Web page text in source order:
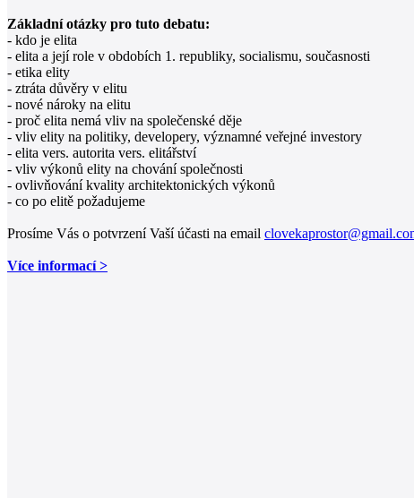
Základní otázky pro tuto debatu:
- kdo je elita
- elita a její role v obdobích 1. republiky, socialismu, současnosti
- etika elity
- ztráta důvěry v elitu
- nové nároky na elitu
- proč elita nemá vliv na společenské děje
- vliv elity na politiky, developery, významné veřejné investory
- elita vers. autorita vers. elitářství
- vliv výkonů elity na chování společnosti
- ovlivňování kvality architektonických výkonů
- co po elitě požadujeme
Prosíme Vás o potvrzení Vaší účasti na email
Více informací >